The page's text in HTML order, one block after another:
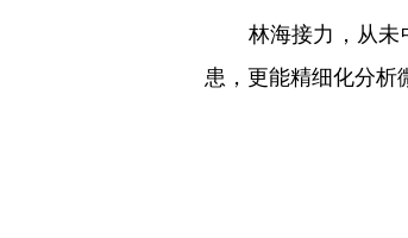
林海接力，从未中
患，更能精细化分析